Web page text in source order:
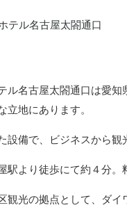
ル名古屋太閤通口は愛
立地にあります。
設備で、ビジネスから観
駅より徒歩にて約４分。
観光の拠点として、ダ